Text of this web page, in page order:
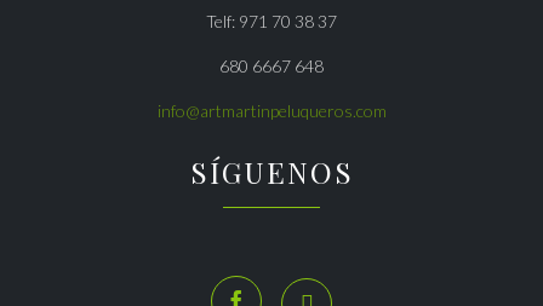
Telf: 971 70 38 37
680 6667 648
info@artmartinpeluqueros.com
SÍGUENOS
